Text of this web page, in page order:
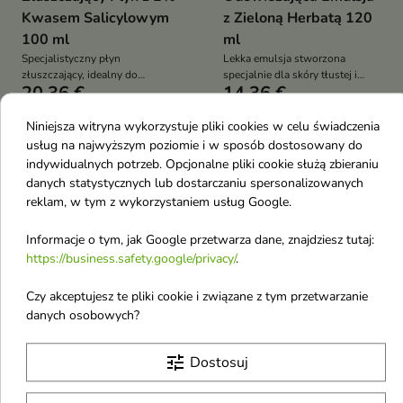
Kwasem Salicylowym
100 ml
Specjalistyczny płyn
złuszczający, idealny do
codziennej pielęgnacji skóry z
rozszerzone pory,
przetłuszczanie czy
przebarwienia
20,36 €
z Zieloną Herbatą 120
ml
Lekka emulsja stworzona
specjalnie dla skóry tłustej i
problematycznej, która
wsparcia w walce z
niedoskonałościami
14,36 €

favorite_border
Isntree Hyaluronic Acid
Nawilżająca Esencja z

favorite_border
Isntree Hyaluronic Acid
Water Sleeping Mask
Nawilżająca Maska do
Niniejsza witryna wykorzystuje pliki cookies w celu świadczenia
usług na najwyższym poziomie i w sposób dostosowany do
indywidualnych potrzeb. Opcjonalne pliki cookie służą zbieraniu
danych statystycznych lub dostarczaniu spersonalizowanych
reklam, w tym z wykorzystaniem usług Google.
Informacje o tym, jak Google przetwarza dane, znajdziesz tutaj:
https://business.safety.google/privacy/.
Czy akceptujesz te pliki cookie i związane z tym przetwarzanie
danych osobowych?
tune Dostosuj